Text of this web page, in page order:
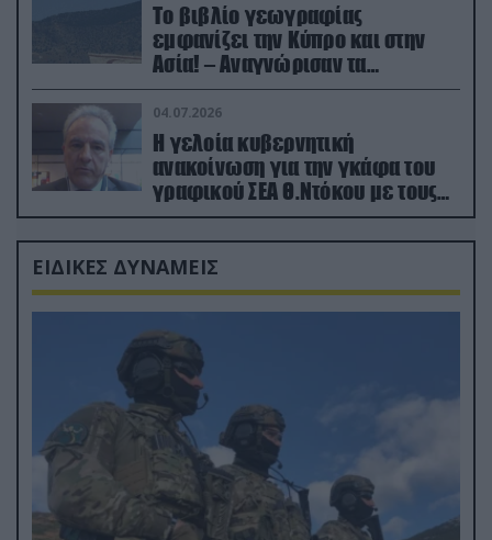
Το βιβλίο γεωγραφίας
εμφανίζει την Κύπρο και στην
Ασία! – Αναγνώρισαν τα
κατεχόμενα; (φωτο)
04.07.2026
Η γελοία κυβερνητική
ανακοίνωση για την γκάφα του
γραφικού ΣΕΑ Θ.Ντόκου με τους
Ρώσους φαρσέρ
ΕΙΔΙΚΕΣ ΔΥΝΑΜΕΙΣ